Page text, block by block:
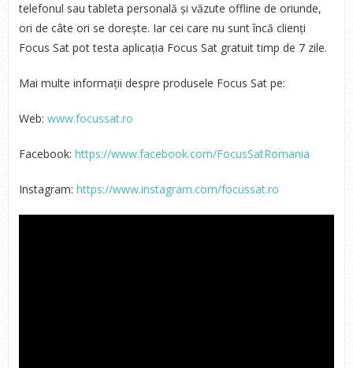
telefonul sau tableta personală și văzute offline de oriunde,
ori de câte ori se dorește. Iar cei care nu sunt încă clienți
Focus Sat pot testa aplicația Focus Sat gratuit timp de 7 zile.
Mai multe informații despre produsele Focus Sat pe:
Web: www.focussat.ro
Facebook: https://www.facebook.com/FocusSatRomania
Instagram: https://www.instagram.com/focussat.ro